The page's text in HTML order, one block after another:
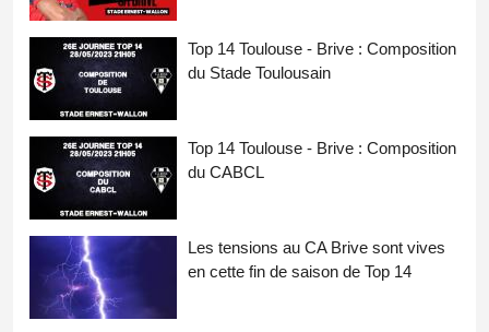
Top 14 Toulouse - Brive : Composition
du Stade Toulousain
Top 14 Toulouse - Brive : Composition
du CABCL
Les tensions au CA Brive sont vives
en cette fin de saison de Top 14